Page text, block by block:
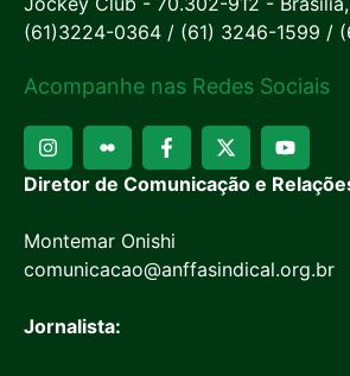
(61)3224-0364 / (61) 3246-1599 /
Acompanhe nas Redes Sociais
Diretor de Comunicação e
Montemar Onishi
comunicacao@anffasindical.org.br
Jornalista: